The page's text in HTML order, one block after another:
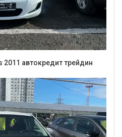
автокредит трейдин